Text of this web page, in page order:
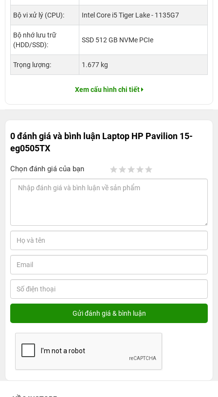
Bộ vi xử lý (CPU): Intel Core i5 Tiger Lake - 1135G7
Bộ nhớ lưu trữ
(HDD/SSD):
SSD 512 GB NVMe PCIe
Trọng lượng: 1.677 kg
Xem cấu hình chi tiết
0 đánh giá và bình luận Laptop HP Pavilion 15-
eg0505TX
Chọn đánh giá của bạn